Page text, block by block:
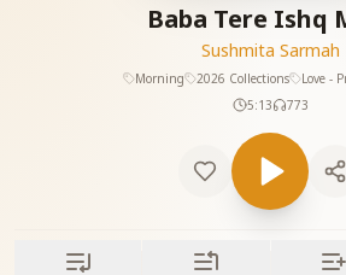
Baba Tere Ishq
Sushmita Sarmah
Morning 2026 Collections Love -
5:13
773